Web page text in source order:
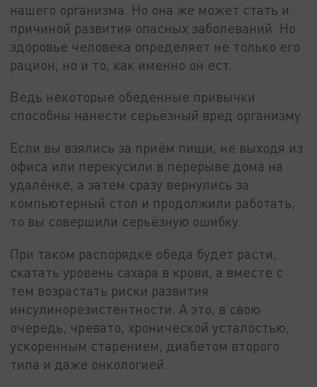
нашего организма. Но она же может стать и
причиной развития опасных заболеваний. Но
здоровье человека определяет не только его
рацион, но и то, как именно он ест.
Ведь некоторые обеденные привычки
способны нанести серьёзный вред организму.
Если вы взялись за приём пищи, не выходя из
офиса или перекусили в перерыве дома на
удалёнке, а затем сразу вернулись за
компьютерный стол и продолжили работать,
то вы совершили серьёзную ошибку.
При таком распорядке обеда будет расти,
скатать уровень сахара в крови, а вместе с
тем возрастать риски развития
инсулинорезистентности. А это, в свою
очередь, чревато, хронической усталостью,
ускоренным старением, диабетом второго
типа и даже онкологией.